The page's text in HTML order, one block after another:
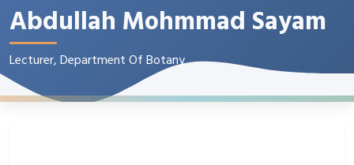
Abdullah Mohmmad Sayam
Lecturer, Department Of Botany